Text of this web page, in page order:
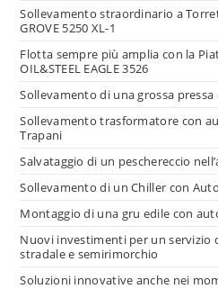
Sollevamento straordinario a
GROVE 5250 XL-1
Flotta sempre più amplia con la
OIL&STEEL EAGLE 3526
Sollevamento di una grossa pressa
Sollevamento trasformatore con
Trapani
Salvataggio di un peschereccio
Sollevamento di un Chiller con
Montaggio di una gru edile con
Nuovi investimenti per un servizio
stradale e semirimorchio
Soluzioni innovative anche nei